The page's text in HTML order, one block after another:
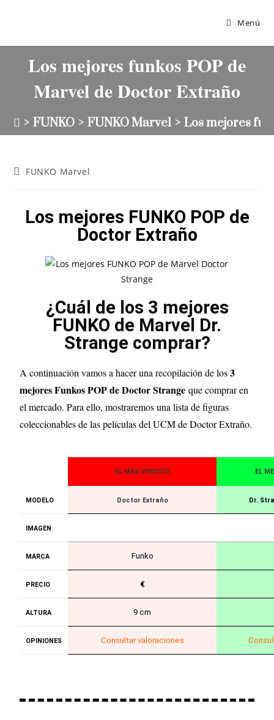
Menú
Los mejores funkos POP de
Marvel de Doctor Extraño
> FUNKO > FUNKO Marvel > Los mejores
FUNKO Marvel
Los mejores FUNKO POP de
Doctor Extraño
¿Cuál de los 3 mejores
FUNKO de Marvel Dr.
Strange comprar?
A continuación vamos a hacer una recopilación de los3
mejores Funkos POP de Doctor Strangeque comprar en
el mercado. Para ello, mostraremos una lista de figuras
coleccionables de las películas del UCM de Doctor Extraño.
EL MÁS VENDIDO EL
MODELO Doctor Extraño Dr.
IMAGEN
MARCA Funko
PRECIO €
ALTURA 9 cm
OPINIONES Consultar valoraciones